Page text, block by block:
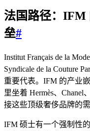
法国路径：IFM
垒#
Institut Français de la
Syndicale de la Couture
重要代表。IFM 的产业
里坐着 Hermès、
接这些顶级奢侈品牌的需
IFM 硕士有一个强制性